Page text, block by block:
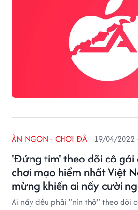
'Đứng tim' theo dõi cô gái
chơi mạo hiểm nhất Việt
mừng khiến ai nấy cười
ĂN NGON - CHƠI ĐÃ 19/04/2022
Ai nấy đều phải "nín thở" theo dõi